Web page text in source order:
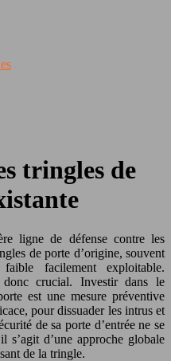
tringles de
ligne de défense contre les
de porte d’origine, souvent
facilement exploitable.
crucial. Investir dans le
est une mesure préventive
pour dissuader les intrus et
de sa porte d’entrée ne se
d’une approche globale
de la tringle.